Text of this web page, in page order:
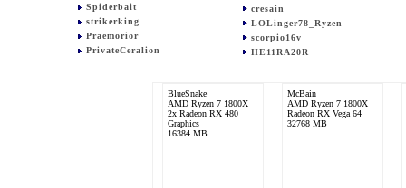
Spiderbait
strikerking
Praemorior
PrivateCeralion
cresain
LOLinger78_Ryzen
scorpio16v
HE11RA20R
BlueSnake
AMD Ryzen 7 1800X
2x Radeon RX 480
Graphics
16384 MB
McBain
AMD Ryzen 7 1800X
Radeon RX Vega 64
32768 MB